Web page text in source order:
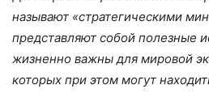
называют «стратегическими
представляют собой полезные
жизненно важны для мировой
которых при этом могут